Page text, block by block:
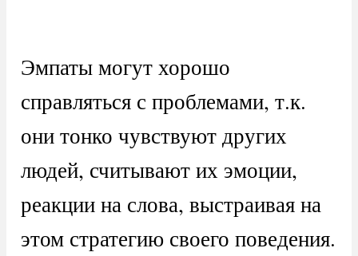
Эмпаты могут хорошо
справляться с проблемами, т.к.
они тонко чувствуют других
людей, считывают их эмоции,
реакции на слова, выстраивая на
этом стратегию своего поведения.